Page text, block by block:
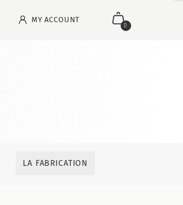
0
MY ACCOUNT
LA FABRICATION